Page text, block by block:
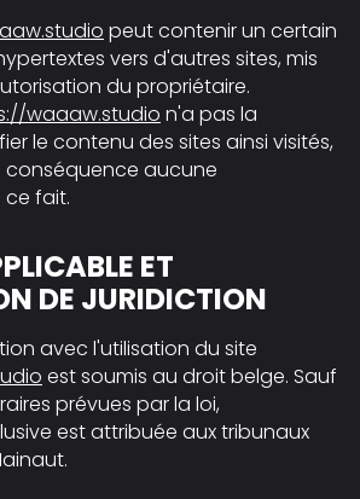
peut contenir un certain
vers d'autres sites, mis
du propriétaire.
waaaw.studio n'a pas la
le contenu des sites ainsi visités,
conséquence aucune
fait.
ET
DE JURIDICTION
avec l'utilisation du site
est soumis au droit belge. Sauf
prévues par la loi,
est attribuée aux tribunaux